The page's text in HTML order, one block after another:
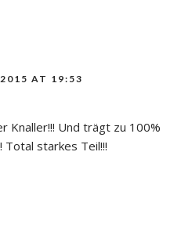
AT 19:53
Knaller!!! Und trägt zu 100%
Total starkes Teil!!!